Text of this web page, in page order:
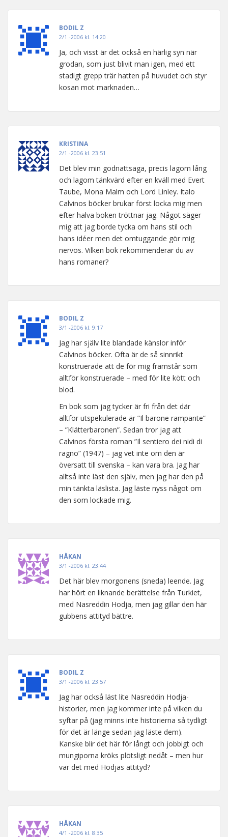
BODIL Z
2/1 -2006 kl. 14:20
Ja, och visst är det också en härlig syn när
grodan, som just blivit man igen, med ett
stadigt grepp trär hatten på huvudet och styr
kosan mot marknaden…
KRISTINA
2/1 -2006 kl. 23:51
Det blev min godnattsaga, precis lagom lång
och lagom tänkvärd efter en kväll med Evert
Taube, Mona Malm och Lord Linley. Italo
Calvinos böcker brukar först locka mig men
efter halva boken tröttnar jag. Något säger
mig att jag borde tycka om hans stil och
hans idéer men det omtuggande gör mig
nervös. Vilken bok rekommenderar du av
hans romaner?
BODIL Z
3/1 -2006 kl. 9:17
Jag har själv lite blandade känslor inför
Calvinos böcker. Ofta är de så sinnrikt
konstruerade att de för mig framstår som
alltför konstruerade – med för lite kött och
blod.
En bok som jag tycker är fri från det där
alltför utspekulerade är ”Il barone rampante”
– ”Klätterbaronen”. Sedan tror jag att
Calvinos första roman ”Il sentiero dei nidi di
ragno” (1947) – jag vet inte om den är
översatt till svenska – kan vara bra. Jag har
alltså inte läst den själv, men jag har den på
min tänkta läslista. Jag läste nyss något om
den som lockade mig.
HÅKAN
3/1 -2006 kl. 23:44
Det här blev morgonens (sneda) leende. Jag
har hört en liknande berättelse från Turkiet,
med Nasreddin Hodja, men jag gillar den här
gubbens attityd bättre.
BODIL Z
3/1 -2006 kl. 23:57
Jag har också läst lite Nasreddin Hodja-
historier, men jag kommer inte på vilken du
syftar på (jag minns inte historierna så tydligt
för det är länge sedan jag läste dem).
Kanske blir det här för långt och jobbigt och
mungiporna kröks plötsligt nedåt – men hur
var det med Hodjas attityd?
HÅKAN
4/1 -2006 kl. 8:35